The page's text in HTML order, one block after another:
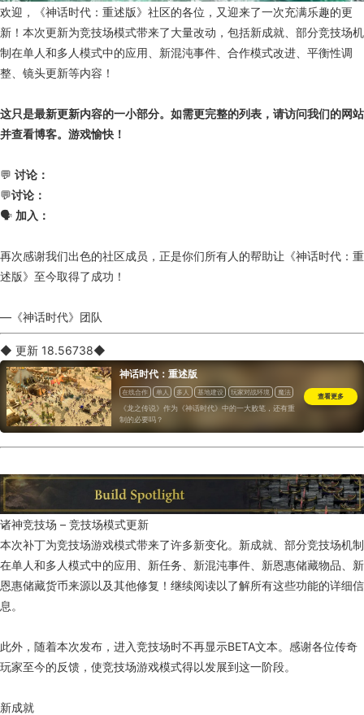
欢迎，《神话时代：重述版》社区的各位，又迎来了一次充满乐趣的更
新！本次更新为竞技场模式带来了大量改动，包括新成就、部分竞技场机
制在单人和多人模式中的应用、新混沌事件、合作模式改进、平衡性调
整、镜头更新等内容！
这只是最新更新内容的一小部分。如需更完整的列表，请访问我们的网站
并查看博客。游戏愉快！
💬 讨论：
💬讨论：
🗣 加入：
再次感谢我们出色的社区成员，正是你们所有人的帮助让《神话时代：重
述版》至今取得了成功！
—《神话时代》团队
◆ 更新 18.56738◆
神话时代：重述版
在线合作 单人 多人 基地建设 玩家对战环境
魔法
动作即时战略
合作 玩家对战 可模组化
神话
剧情丰富
资源管理
《龙之传说》作为《神话时代》中的一大败笔，还有重
制的必要吗？
查看更多
诸神竞技场 – 竞技场模式更新
本次补丁为竞技场游戏模式带来了许多新变化。新成就、部分竞技场机制
在单人和多人模式中的应用、新任务、新混沌事件、新恩惠储藏物品、新
恩惠储藏货币来源以及其他修复！继续阅读以了解所有这些功能的详细信
息。
此外，随着本次发布，进入竞技场时不再显示BETA文本。感谢各位传奇
玩家至今的反馈，使竞技场游戏模式得以发展到这一阶段。
新成就